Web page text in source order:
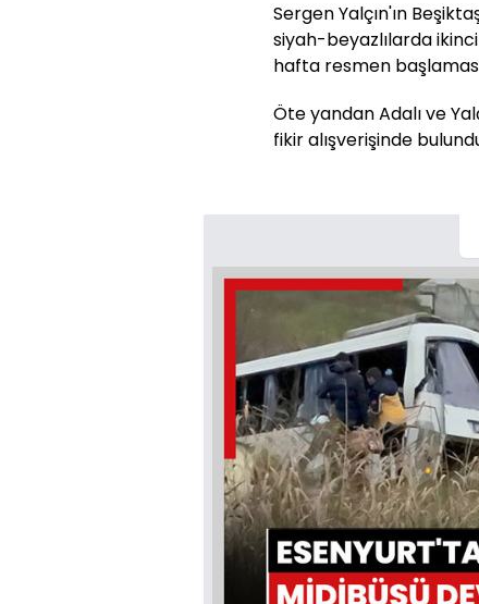
Sergen Yalçın'ın
siyah-beyazlılarda
hafta resmen
Öte yandan Adalı ve
fikir alışverişinde